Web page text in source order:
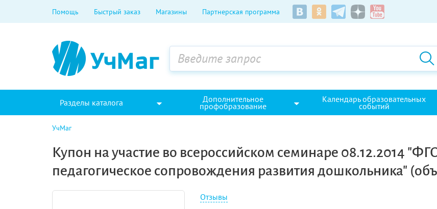
Помощь Быстрый заказ Магазины Партнерская программа
Разделы каталога Дополнительное
профобразование
Календарь образовательных
событий
УчМаг
Купон на участие во всероссийском семинаре 08.12.2014
педагогическое сопровождения развития дошкольника"
Отзывы